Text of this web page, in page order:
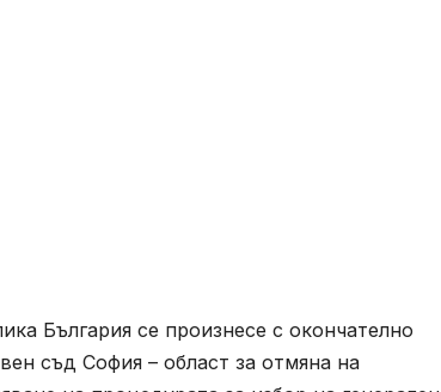
България се произнесе с окончателно
съд София – област за отмяна на